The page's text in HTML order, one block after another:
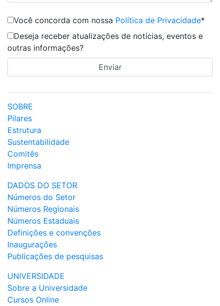
Você concorda com nossa Política de Privacidade*
Deseja receber atualizações de notícias, eventos e
outras informações?
SOBRE
Pilares
Estrutura
Sustentabilidade
Comitês
Imprensa
DADOS DO SETOR
Números do Setor
Números Regionais
Números Estaduais
Definições e convenções
Inaugurações
Publicações de pesquisas
UNIVERSIDADE
Sobre a Universidade
Cursos Online